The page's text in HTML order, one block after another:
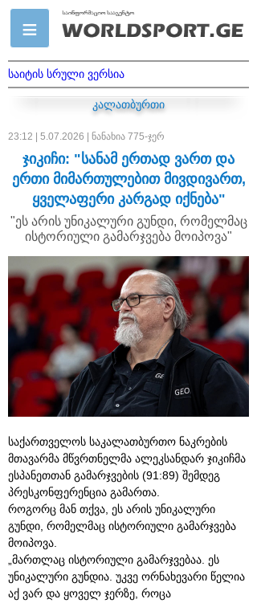
საიტის სრული ვერსია
კალათბურთი
23:12 | 5.07.2026 | ნანახია 775-ჯერ
ჯიკიჩი: "სანამ ერთად ვართ და
ერთი მიმართულებით მივდივართ,
ყველაფერი კარგად იქნება"
"ეს არის უნიკალური გუნდი, რომელმაც
ისტორიული გამარჯვება მოიპოვა"
საქართველოს საკალათბურთო ნაკრების
მთავარმა მწვრთნელმა ალეკსანდარ ჯიკიჩმა
ესპანეთთან გამარჯვების (91:89) შემდეგ
პრესკონფერენცია გამართა.
როგორც მან თქვა, ეს არის უნიკალური
გუნდი, რომელმაც ისტორიული გამარჯვება
მოიპოვა.
„მართლაც ისტორიული გამარჯვებაა. ეს
უნიკალური გუნდია. უკვე ორნახევარი წელია
აქ ვარ და ყოველ ჯერზე, როცა